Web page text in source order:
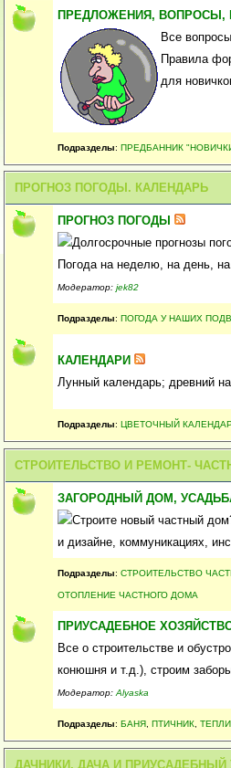
ПРЕДЛОЖЕНИЯ, ВОПРОСЫ,
Все
Правила
для
Подразделы: ПРЕДБАННИК
ПРОГНОЗ ПОГОДЫ. КАЛЕНДАРЬ
ПРОГНОЗ ПОГОДЫ
Долгосрочные прогнозы
Погода на неделю, на день,
Модератор: jek82
Подразделы: ПОГОДА У НАШИХ
КАЛЕНДАРИ
Лунный календарь; древний
Подразделы: ЦВЕТОЧНЫЙ
СТРОИТЕЛЬСТВО И РЕМОНТ-
ЗАГОРОДНЫЙ ДОМ,
Строите новый частный
и дизайне, коммуникациях,
Подразделы: СТРОИТЕЛЬСТВО
ОТОПЛЕНИЕ ЧАСТНОГО ДОМА
ПРИУСАДЕБНОЕ
Все о строительстве и
конюшня и т.д.), строим
Модератор:Alyaska
Подразделы: БАНЯ, ПТИЧНИК,
ДАЧНИКИ, ДАЧА И ПРИУСАДЕБНЫЙ